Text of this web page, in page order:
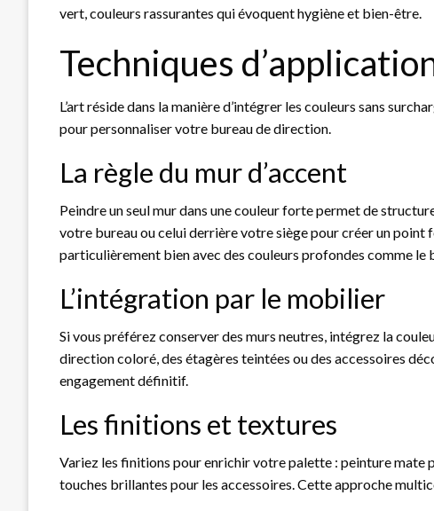
vert, couleurs rassurantes qui évoquent hygiène et bien-être.
Techniques
L’art réside dans la manière d’intégrer les couleurs sans
pour personnaliser votre bureau de direction.
La règle du mur d’accent
Peindre un seul mur dans une couleur forte permet de
votre bureau ou celui derrière votre siège pour créer un
particulièrement bien avec des couleurs profondes comme le
L’intégration par le mobilier
Si vous préférez conserver des murs neutres, intégrez la
direction coloré, des étagères teintées ou des accessoires
engagement définitif.
Les finitions et textures
Variez les finitions pour enrichir votre palette : peinture mate
touches brillantes pour les accessoires. Cette approche